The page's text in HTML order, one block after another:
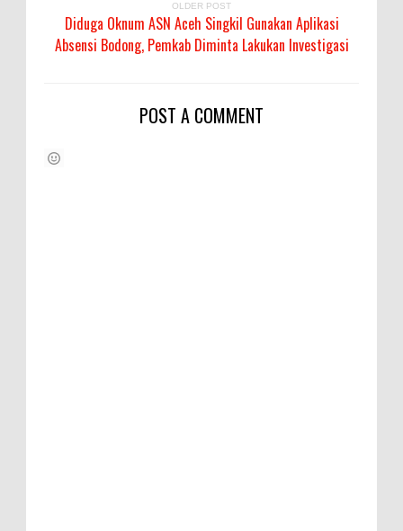
OLDER POST
Diduga Oknum ASN Aceh Singkil Gunakan Aplikasi
Absensi Bodong, Pemkab Diminta Lakukan Investigasi
POST A COMMENT